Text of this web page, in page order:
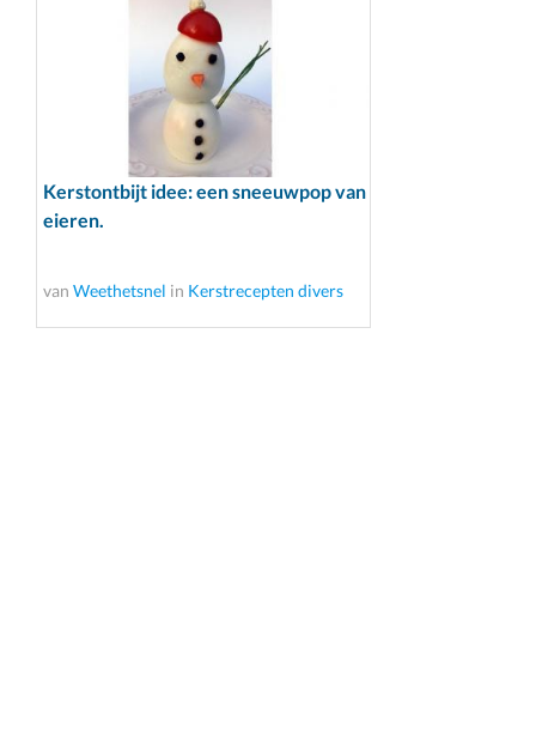
Kerstontbijt idee: een sneeuwpop van
eieren.
van Weethetsnel in Kerstrecepten divers